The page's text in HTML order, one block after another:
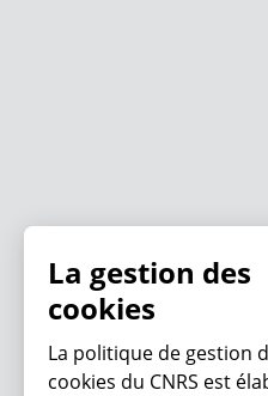
La gestion des
cookies
La politique de gestion
cookies du CNRS est